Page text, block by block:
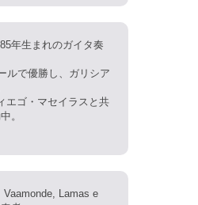
年生まれのガイタ奏
ルで優勝し、ガリシア
エゴ・マセイラスと共
。
Vaamonde, Lamas e